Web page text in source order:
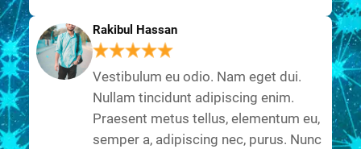
Rakibul Hassan
Vestibulum eu odio. Nam eget dui.
Nullam tincidunt adipiscing enim.
Praesent metus tellus, elementum eu,
semper a, adipiscing nec, purus. Nunc